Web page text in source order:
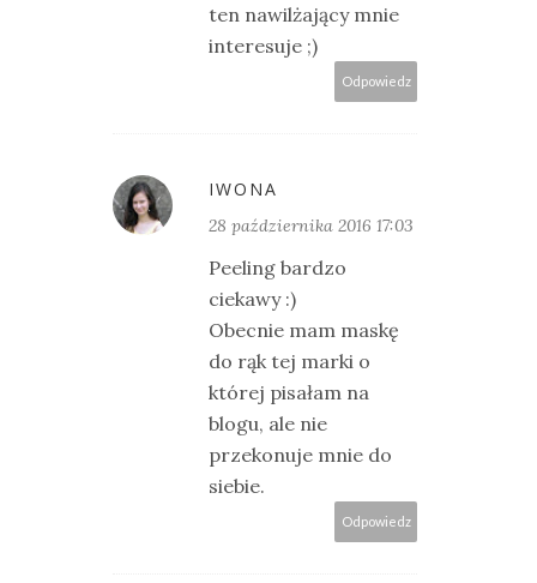
ten nawilżający mnie
interesuje ;)
Odpowiedz
IWONA
28 października 2016 17:03
Peeling bardzo
ciekawy :)
Obecnie mam maskę
do rąk tej marki o
której pisałam na
blogu, ale nie
przekonuje mnie do
siebie.
Odpowiedz